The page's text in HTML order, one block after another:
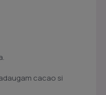
cacao si